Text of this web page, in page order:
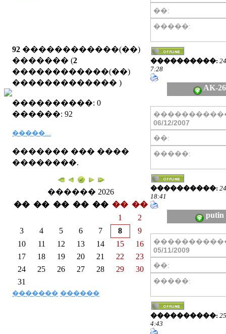
92 ������������(��)
������� (2
������������(��)
������������� )
����������: 0
������: 92
�����...
������� ��� ����
��������.
������ 2026
�� �� �� �� �� �� ��
1
2
3
4 5 6 7 8
9
10
11 12 13 14 15
16
17
18 19 20 21 22
23
24
25 26 27 28 29
30
31
������� ������
��:
�����:
����������:
7:28
AK-26
06/12/2007
��:
�����:
����������:
18:41
putin
05/11/2009
��:
�����:
����������:
4:43